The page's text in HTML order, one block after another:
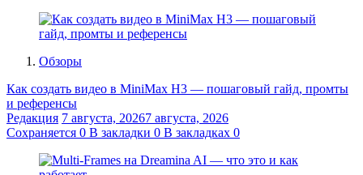
Обзоры
Как создать видео в MiniMax H3 — пошаговый гайд, промты
и референсы
Редакция 7 августа, 20267 августа, 2026
Сохраняется 0 В закладки 0 В закладках 0